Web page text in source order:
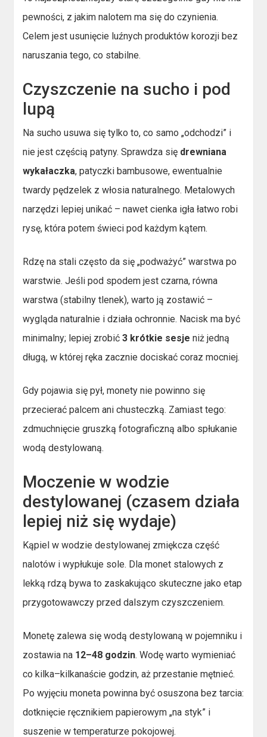
pewności, z jakim nalotem ma się do czynienia.
Celem jest usunięcie luźnych produktów korozji bez
naruszania tego, co stabilne.
Czyszczenie na sucho i pod
lupą
Na sucho usuwa się tylko to, co samo „odchodzi” i
nie jest częścią patyny. Sprawdza się drewniana
wykałaczka, patyczki bambusowe, ewentualnie
twardy pędzelek z włosia naturalnego. Metalowych
narzędzi lepiej unikać – nawet cienka igła łatwo robi
rysę, która potem świeci pod każdym kątem.
Rdzę na stali często da się „podważyć” warstwa po
warstwie. Jeśli pod spodem jest czarna, równa
warstwa (stabilny tlenek), warto ją zostawić –
wygląda naturalnie i działa ochronnie. Nacisk ma być
minimalny; lepiej zrobić3 krótkie sesje niż jedną
długą, w której ręka zacznie dociskać coraz mocniej.
Gdy pojawia się pył, monety nie powinno się
przecierać palcem ani chusteczką. Zamiast tego:
zdmuchnięcie gruszką fotograficzną albo spłukanie
wodą destylowaną.
Moczenie w wodzie
destylowanej (czasem działa
lepiej niż się wydaje)
Kąpiel w wodzie destylowanej zmiękcza część
nalotów i wypłukuje sole. Dla monet stalowych z
lekką rdzą bywa to zaskakująco skuteczne jako etap
przygotowawczy przed dalszym czyszczeniem.
Monetę zalewa się wodą destylowaną w pojemniku i
zostawia na 12–48 godzin. Wodę warto wymieniać
co kilka–kilkanaście godzin, aż przestanie mętnieć.
Po wyjęciu moneta powinna być osuszona bez tarcia:
dotknięcie ręcznikiem papierowym „na styk” i
suszenie w temperaturze pokojowej.